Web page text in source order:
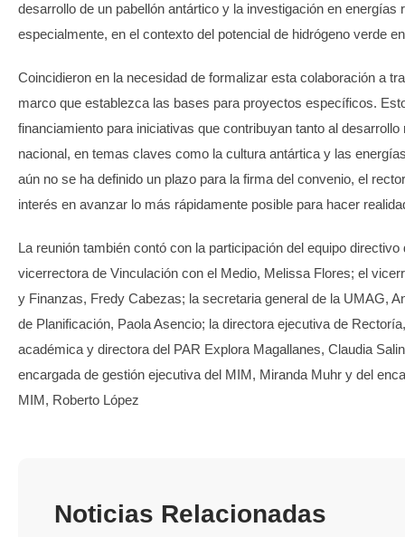
desarrollo de un pabellón antártico y la investigación en energías
especialmente, en el contexto del potencial de hidrógeno verde
Coincidieron en la necesidad de formalizar esta colaboración a
marco que establezca las bases para proyectos específicos.
financiamiento para iniciativas que contribuyan tanto al desarrollo
nacional, en temas claves como la cultura antártica y las
aún no se ha definido un plazo para la firma del convenio, el
interés en avanzar lo más rápidamente posible para hacer
La reunión también contó con la participación del equipo
vicerrectora de Vinculación con el Medio, Melissa Flores; el
y Finanzas, Fredy Cabezas; la secretaria general de la UMAG,
de Planificación, Paola Asencio; la directora ejecutiva de
académica y directora del PAR Explora Magallanes, Claudia
encargada de gestión ejecutiva del MIM, Miranda Muhr y del
MIM, Roberto López
Noticias Relacionadas